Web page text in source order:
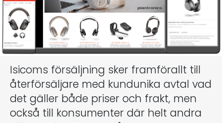
Isicoms försäljning sker framförallt till
återförsäljare med kundunika avtal vad
det gäller både priser och frakt, men
också till konsumenter där helt andra